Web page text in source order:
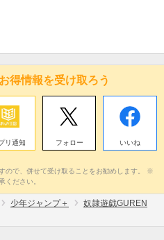
得情報を受け取ろう
リ通知 フォロー いいね
ので、併せて受け取ることをお勧めします。 ※
ください。
少年ジャンプ＋
奴隷遊戯GUREN